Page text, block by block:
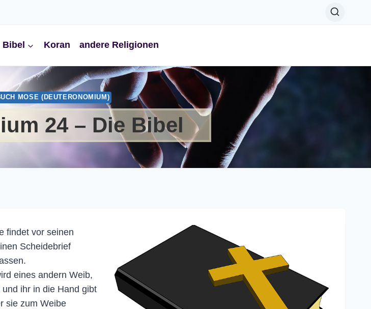
Bibel Koran andere Religionen
MOSE (DEUTERONOMIUM)
24 – Die Bibel
findet vor seinen
Scheidebrief
eines andern Weib,
ihr in die Hand gibt
sie zum Weibe